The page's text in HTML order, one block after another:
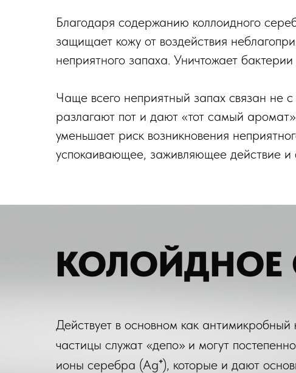
Благодаря содержанию коллоидного
защищает кожу от воздействия
неприятного запаха. Уничтожает
Чаще всего неприятный запах связан не
разлагают пот и дают «тот самый
уменьшает риск возникновения
успокаивающее, заживляющее действие и
КОЛОЙДНОЕ
Действует в основном как антимикробный
частицы служат «депо» и могут
ионы серебра (Ag⁺), которые и дают